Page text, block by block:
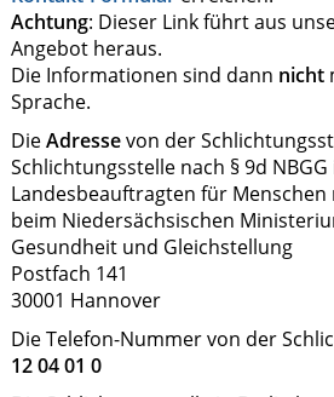
Achtung: Dieser Link führt aus
Angebot heraus.
Die Informationen sind dann nicht
Sprache.
DieAdressevon der
Schlichtungsstelle nach § 9d
Landesbeauftragten für
beim Niedersächsischen
Gesundheit und Gleichstellung
Postfach 141
30001 Hannover
Die Telefon-Nummer von der
12 04 01 0